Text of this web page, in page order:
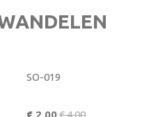
SO-019
€ 2,00€ 4,00